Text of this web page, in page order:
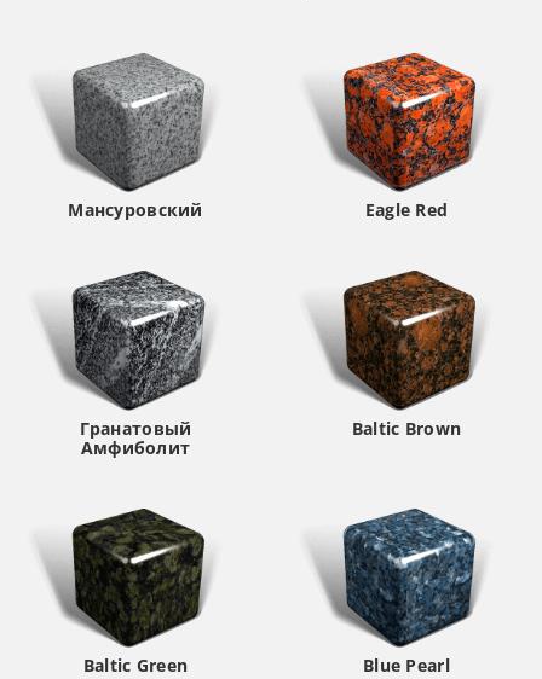
Мансуровский Eagle Red
Гранатовый
Амфиболит
Baltic Brown
Baltic Green Blue Pearl